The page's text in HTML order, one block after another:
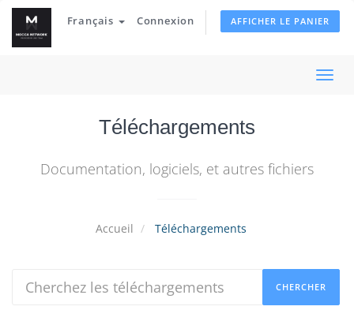
Français Connexion AFFICHER LE PANIER
Téléchargements
Documentation, logiciels, et autres fichiers
Accueil Téléchargements